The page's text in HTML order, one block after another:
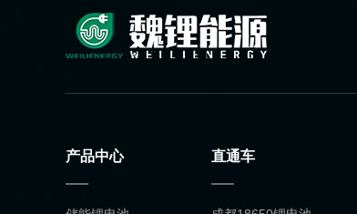
产品中心 直通车